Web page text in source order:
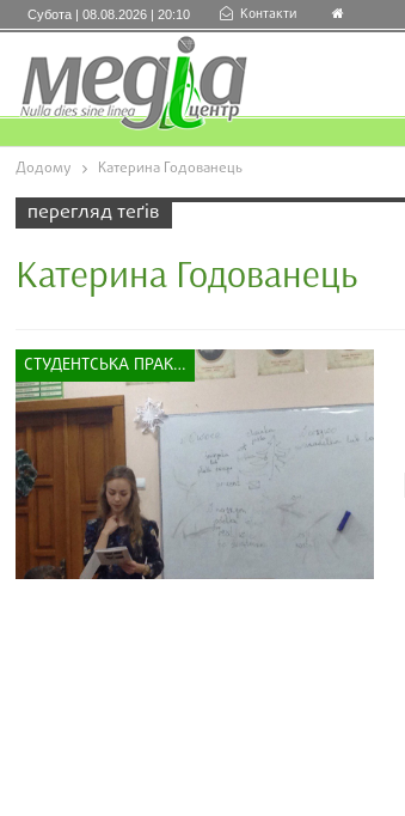
Субота | 08.08.2026 | 20:10 Контакти
Додому Катерина Годованець
перегляд теґів
Катерина Годованець
СТУДЕНТСЬКА ПРАКТИКА